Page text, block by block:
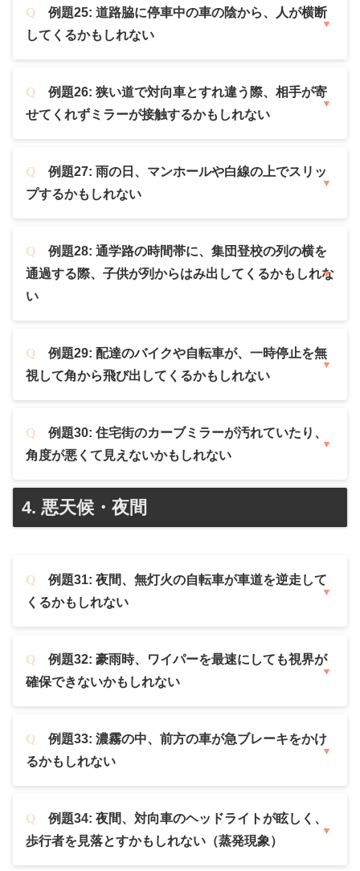
例題25: 道路脇に停車中の車の陰から、人が横断
してくるかもしれない
例題26: 狭い道で対向車とすれ違う際、相手が寄
せてくれずミラーが接触するかもしれない
例題27: 雨の日、マンホールや白線の上でスリッ
プするかもしれない
例題28: 通学路の時間帯に、集団登校の列の横を
通過する際、子供が列からはみ出してくるかもしれな
い
例題29: 配達のバイクや自転車が、一時停止を無
視して角から飛び出してくるかもしれない
例題30: 住宅街のカーブミラーが汚れていたり、
角度が悪くて見えないかもしれない
4. 悪天候・夜間
例題31: 夜間、無灯火の自転車が車道を逆走して
くるかもしれない
例題32: 豪雨時、ワイパーを最速にしても視界が
確保できないかもしれない
例題33: 濃霧の中、前方の車が急ブレーキをかけ
るかもしれない
例題34: 夜間、対向車のヘッドライトが眩しく、
歩行者を見落とすかもしれない（蒸発現象）